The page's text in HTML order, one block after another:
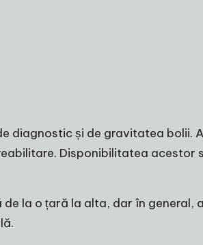
diagnostic și de gravitatea bolii.
Disponibilitatea acestor
la o țară la alta, dar în general,